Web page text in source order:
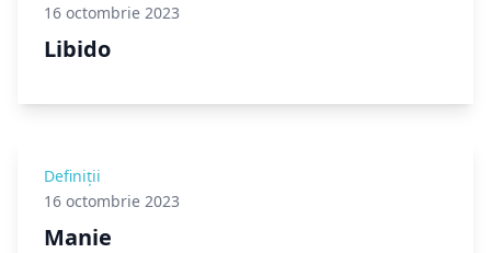
16 octombrie 2023
Libido
Definiții
16 octombrie 2023
Manie